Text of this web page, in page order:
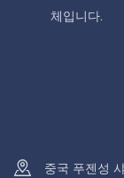
체입니다.
중국 푸젠성